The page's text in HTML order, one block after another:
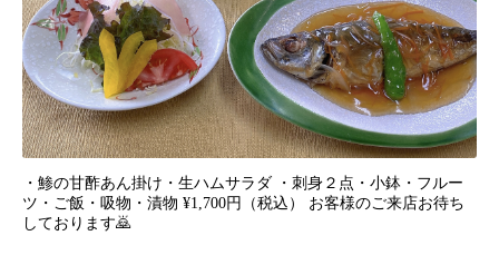
・鯵の甘酢あん掛け・生ハムサラダ ・刺身２点・小鉢・フルー
ツ・ご飯・吸物・漬物 ¥1,700円（税込） お客様のご来店お待ち
しております🙇